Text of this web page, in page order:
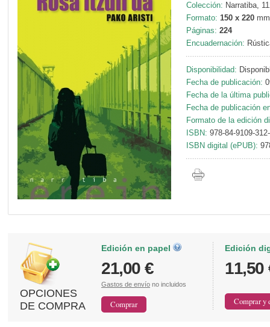
Colección: Narratiba,
Formato: 150 x 220 mm
Páginas: 224
Encuadernación:
Disponibilidad:
Fecha de publicación:
Fecha de la última
Fecha de publicación
Formato de la edición
ISBN: 978-84-9109-
ISBN digital (ePUB):
OPCIONES
DE COMPRA
Edición en papel
21,00 €
Gastos de envío no incluidos
Edición
11,50